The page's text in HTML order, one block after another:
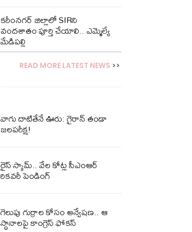
కరీంనగర్ జిల్లాలో SIRని
వందశాతం పూర్తి చేయాలి.. ఎమ్మెల్యే
మేడిపల్లి
READ MORE LATEST NEWS >>
వాగు దాటితేనే ఊరు: గైరాన్ తండా
జలపరీక్ష!
రైస్ స్కామ్.. వేల కోట్ల‌ సీఎంఆర్
రికవరీ పెండింగ్
గెలుపు గుర్రాల కోసం అన్వేషణ.. ఆ
స్థానాలపై కాంగ్రెస్ ఫోకస్